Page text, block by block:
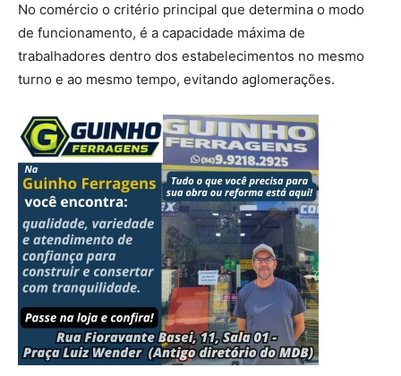
No comércio o critério principal que determina o modo
de funcionamento, é a capacidade máxima de
trabalhadores dentro dos estabelecimentos no mesmo
turno e ao mesmo tempo, evitando aglomerações.